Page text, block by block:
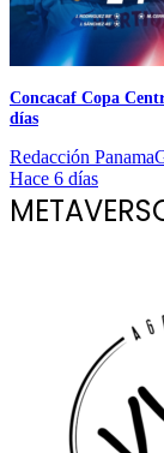
Concacaf Copa
días
Redacción
Hace 6 días